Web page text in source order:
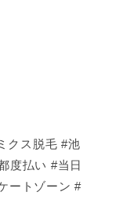
クス脱毛 #池
度払い #当日
ートゾーン #